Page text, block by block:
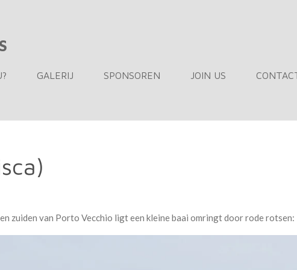
GALERIJ SPONSOREN JOIN US
zuiden van Porto Vecchio ligt een kleine baai omringt door rode rotsen: